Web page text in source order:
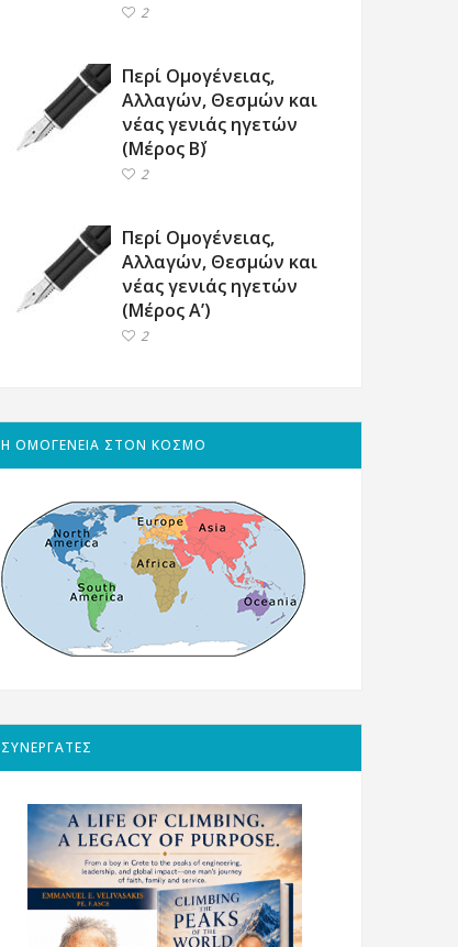
2
Περί Ομογένειας,
Αλλαγών, Θεσμών και
νέας γενιάς ηγετών
(Μέρος Β΄)
2
Περί Ομογένειας,
Αλλαγών, Θεσμών και
νέας γενιάς ηγετών
(Μέρος Α’)
2
Η ΟΜΟΓΕΝΕΙΑ ΣΤΟΝ ΚΟΣΜΟ
ΣΥΝΕΡΓΑΤΕΣ